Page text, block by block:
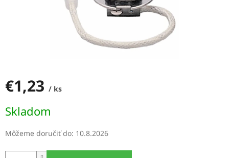
€1,23 / ks
cena:
Skladom
Môžeme doručiť do: 10.8.2026